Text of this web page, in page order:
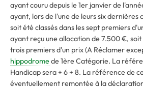
ayant couru depuis le 1er janvier de
ayant, lors de l'une de leurs six dernières
soit été classés dans les sept premiers
ayant reçu une allocation de 7.500 €, soit
trois premiers d'un prix (A Réclamer
hippodromede 1ère Catégorie. La
Handicap sera + 6 + 8. La référence de
éventuellement remontée à la